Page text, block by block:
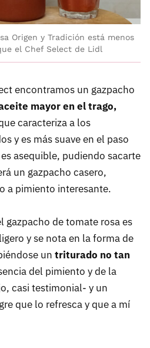
Origen y Tradición está menos
el Chef Select de Lidl
encontramos un gazpacho
mayor en el trago,
caracteriza a los
y es más suave en el paso
asequible, pudiendo sacarte
un gazpacho casero,
a pimiento interesante.
gazpacho de tomate rosa es
y se nota en la forma de
un triturado no tan
del pimiento y de la
casi testimonial- y un
que lo refresca y que a mí